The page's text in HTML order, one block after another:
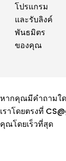
โปรแกรม
และรับลิงค์
พันธมิตร
ของคุณ
หากคุณมีคำถามใ
เราโดยตรงที่
คุณโดยเร็วที่สุด